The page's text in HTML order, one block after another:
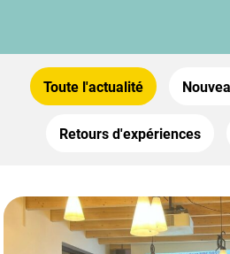
Toute l'actualité
Retours d'expériences